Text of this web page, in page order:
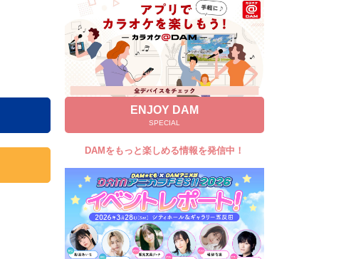
よくあるご質問
DAMの新曲・ランキングなど
カラオケ最新情報をチェック！
自宅でカラオケ歌い放題！
家族や友達と一緒に！練習にも！
ENJOY DAM
SPECIAL
DAMをもっと楽しめる情報を発信中！